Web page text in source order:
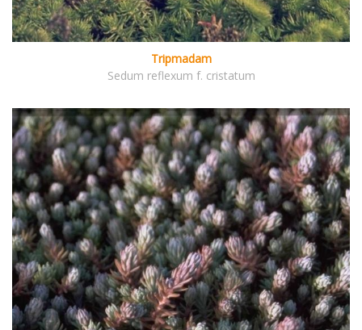
Tripmadam
Sedum reflexum f. cristatum